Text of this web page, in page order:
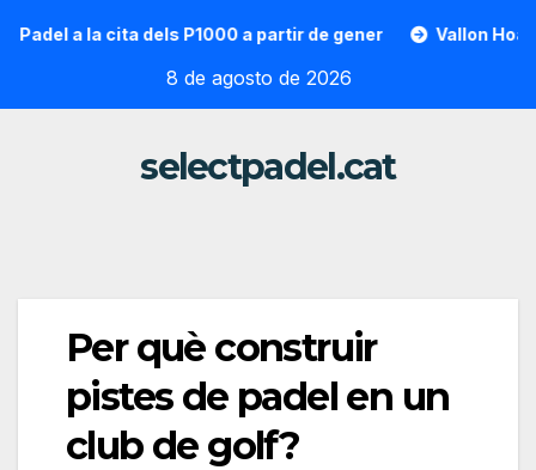
cita dels P1000 a partir de gener Vallon Hoarau /
8 de agosto de 2026
selectpadel.cat
Per què construir
pistes de padel en un
club de golf?